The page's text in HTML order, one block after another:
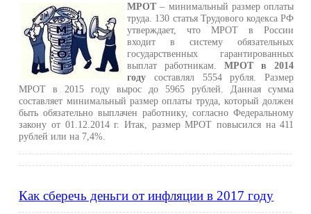
МРОТ – минимальный размер оплаты
труда. 130 статья Трудового кодекса РФ
утверждает, что МРОТ в России
входит в систему обязательных
государственных гарантированных
выплат работникам.МРОТ в 2014
году составлял 5554 рубля. Размер
МРОТ в 2015 году вырос до 5965 рублей. Данная сумма
составляет минимальный размер оплаты труда, который должен
быть обязательно выплачен работнику, согласно Федеральному
закону от 01.12.2014 г. Итак, размер МРОТ повысился на 411
рублей или на 7,4%.
Как сберечь деньги от инфляции в 2017 году